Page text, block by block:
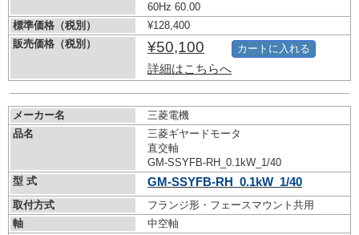
60Hz 60.00
標準価格（税別）
¥128,400
販売価格（税別）
¥50,100
詳細はこちらへ
カートに入れる
メーカー名
三菱電機
品名
三菱ギヤードモータ
直交軸
GM-SSYFB-RH_0.1kW_1/40
型 式
GM-SSYFB-RH_0.1kW_1/40
取付方式
フランジ形・フェースマウント共用
軸
中空軸